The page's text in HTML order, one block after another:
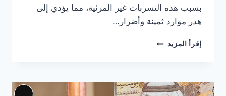
بسبب هذه التسربات غير المرئية، مما يؤدي إلى
هدر موارد ثمينة وأضرار…
إقرأ المزيد كيف
تسربات
المياه